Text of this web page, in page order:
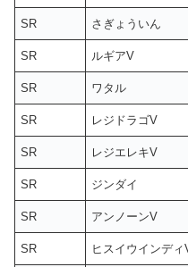
SR さぎょういん
SR ルギアV
SR ワタル
SR レジドラゴV
SR レジエレキV
SR ジンダイ
SR アンノーンV
SR ヒスイウインディ